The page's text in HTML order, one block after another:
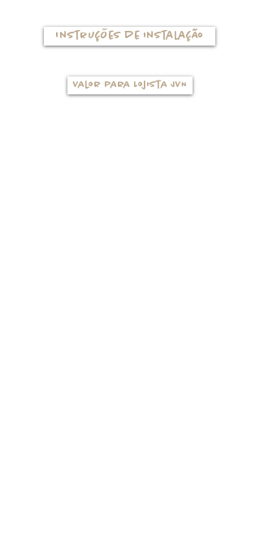
Instruções de instalação
Valor para Lojista JVN